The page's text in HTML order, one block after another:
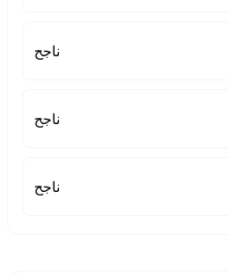
ناجح
ناجح
ناجح